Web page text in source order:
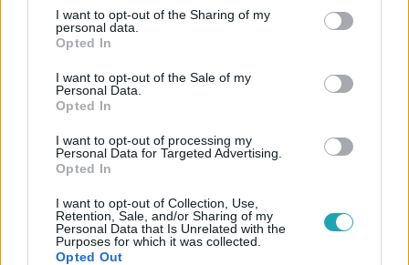
not limited to your visit or usage behaviour. You may click to
grant or deny consent to Google and its third-party tags to
use your data for below specified purposes in below Google
consent section.
I want to opt-out of the Sharing of my
personal data.
Opted In
I want to opt-out of the Sale of my
Personal Data.
Opted In
I want to opt-out of processing my
Personal Data for Targeted Advertising.
Opted In
I want to opt-out of Collection, Use,
Retention, Sale, and/or Sharing of my
Personal Data that Is Unrelated with the
Purposes for which it was collected.
Opted Out
Népszerű